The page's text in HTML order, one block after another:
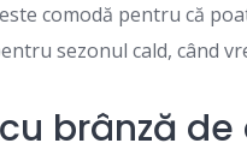
comodă pentru că
sezonul cald, când
brânză